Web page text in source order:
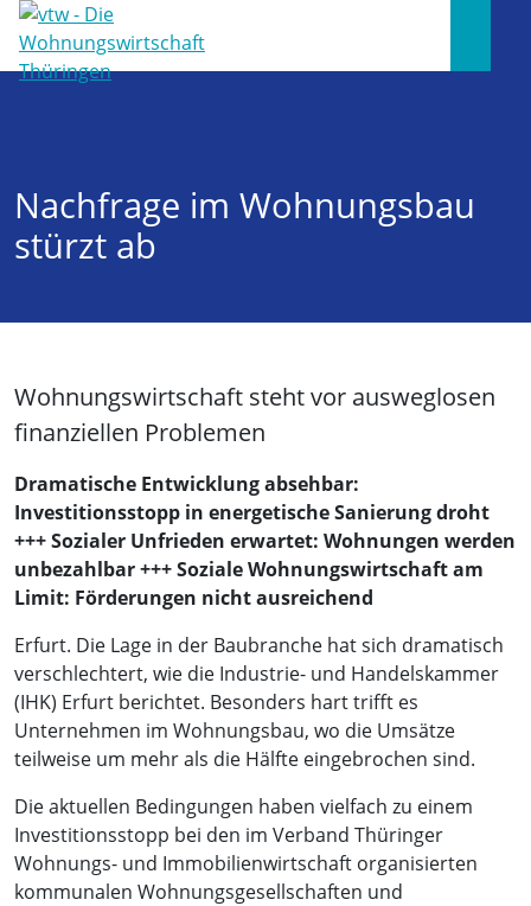
Nachfrage im Wohnungsbau
stürzt ab
Wohnungswirtschaft steht vor ausweglosen
finanziellen Problemen
Dramatische Entwicklung absehbar:
Investitionsstopp in energetische Sanierung droht
+++ Sozialer Unfrieden erwartet: Wohnungen werden
unbezahlbar +++ Soziale Wohnungswirtschaft am
Limit: Förderungen nicht ausreichend
Erfurt. Die Lage in der Baubranche hat sich dramatisch
verschlechtert, wie die Industrie- und Handelskammer
(IHK) Erfurt berichtet. Besonders hart trifft es
Unternehmen im Wohnungsbau, wo die Umsätze
teilweise um mehr als die Hälfte eingebrochen sind.
Die aktuellen Bedingungen haben vielfach zu einem
Investitionsstopp bei den im Verband Thüringer
Wohnungs- und Immobilienwirtschaft organisierten
kommunalen Wohnungsgesellschaften und